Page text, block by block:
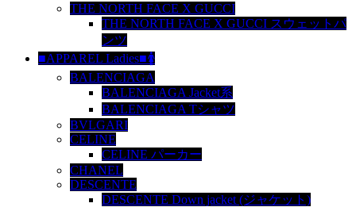
THE NORTH FACE X GUCCI
THE NORTH FACE X GUCCI スウェットパ
ンツ
■APPAREL Ladies■🚺
BALENCIAGA
BALENCIAGA Jacket系
BALENCIAGA Tシャツ
BVLGARI
CELINE
CELINE パーカー
CHANEL
DESCENTE
DESCENTE Down jacket (ジャケット)